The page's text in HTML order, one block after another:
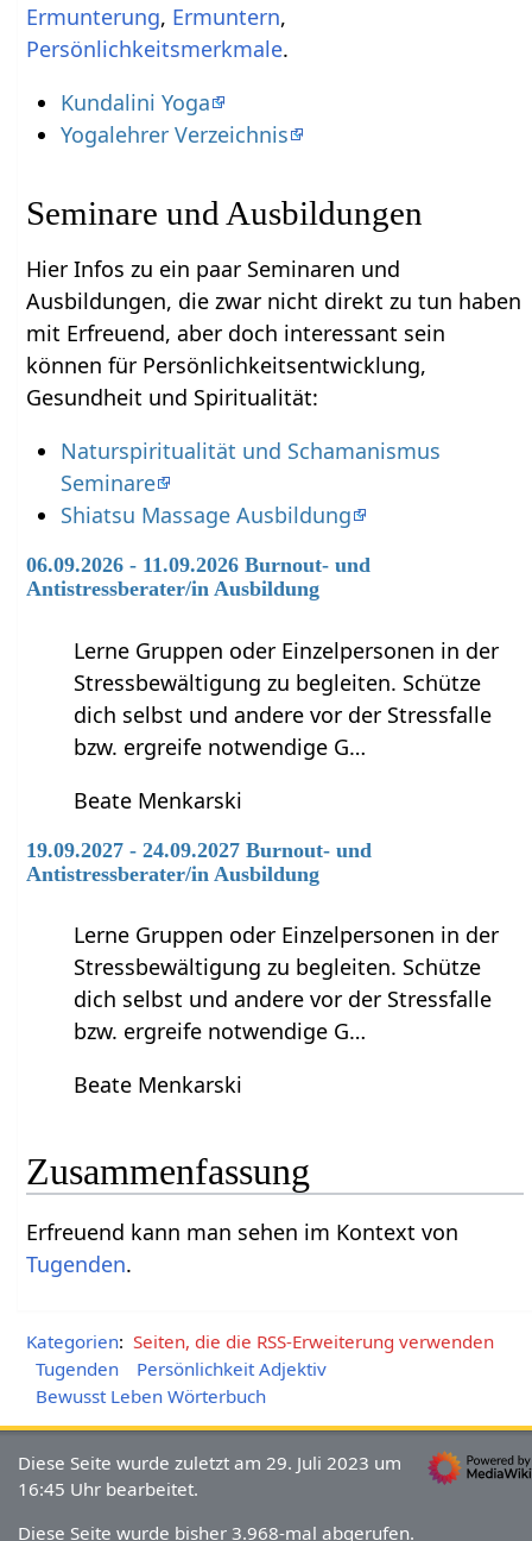
,
,
Persönlichkeitsmerkmale.
Kundalini Yoga
Yogalehrer Verzeichnis
Seminare und Ausbildungen
Hier Infos zu ein paar Seminaren und
Ausbildungen, die zwar nicht direkt zu tun haben
mit Erfreuend‏‎, aber doch interessant sein
können für Persönlichkeitsentwicklung,
Gesundheit und Spiritualität:
Naturspiritualität und Schamanismus
Seminare
Shiatsu Massage Ausbildung
06.09.2026 - 11.09.2026 Burnout- und
Antistressberater/in Ausbildung
Lerne Gruppen oder Einzelpersonen in der
Stressbewältigung zu begleiten. Schütze
dich selbst und andere vor der Stressfalle
bzw. ergreife notwendige G…
Beate Menkarski
19.09.2027 - 24.09.2027 Burnout- und
Antistressberater/in Ausbildung
Lerne Gruppen oder Einzelpersonen in der
Stressbewältigung zu begleiten. Schütze
dich selbst und andere vor der Stressfalle
bzw. ergreife notwendige G…
Beate Menkarski
Zusammenfassung
Erfreuend‏‎ kann man sehen im Kontext von
Tugenden.
Kategorien: Seiten, die die RSS-Erweiterung verwenden
Tugenden
Persönlichkeit Adjektiv
Bewusst Leben Wörterbuch
Diese Seite wurde zuletzt am 29. Juli 2023 um
16:45 Uhr bearbeitet.
Diese Seite wurde bisher 3.968-mal abgerufen.